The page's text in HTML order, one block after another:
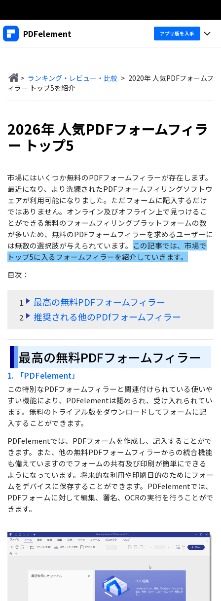
製品
概要
ソリューション
企業情報
サポート
PDFelement アプリ版を入手
デスクトップ
PDFelement Mac版
アプリ
PDFelement Android版
Cloud
PDFelement Cloud
PDF オンラインツール
PDF を圧縮
PDF を結合
PDF をトリミング
他のオンラインツール
製品機能
PDF 作成
PDF 変換
PDF フォーム
OCR
PDF 整理
PDF 結合
ページ処理
トリミング
共有・保護
PDF 共有
PDF データ抽出
PDF 保護
PDF 電子署名
閲覧・活用
PDF 閲覧
PDF 翻訳
個人向け
法人向け
教育向け
製品ガイド
Macユーザー向け
iOSユーザー向け
ヘルプ＆リソース
PDFに関するコツ
士業に役立つ
教育現場で活用
活用Tips
役立つPDFテンプレート
PowerPointテンプレート
年賀状テンプレート
履歴書テンプレート
サポート
システム要件
よくある質問
専門スタッフ直通
050-3066-4378
受付 月~金 10:00-13:00 / 15:00-19:30
無料ダウンロード 購入する
ログイン
> ランキング・レビュー・比較 > 2020年 人気PDFフォームフ
ィラー トップ5を紹介
2026年 人気PDFフォームフィラ
ー トップ5
市場にはいくつか無料のPDFフォームフィラーが存在します。
最近になり、より洗練されたPDFフォームフィリングソフトウ
ェアが利用可能になりました。ただフォームに記入するだけ
ではありません。オンライン及びオフライン上で見つけるこ
とができる無料のフォームフィリングプラットフォームの数
が多いため、無料のPDFフォームフィラーを求めるユーザーに
は無数の選択肢が与えられています。 この記事では、市場で
トップ5に入るフォームフィラーを紹介していきます。
目次：
最高の無料PDFフォームフィラー
推奨される他のPDfフォームフィラー
最高の無料PDFフォームフィラー
1. 「PDFelement」
この特別なPDFフォームフィラーと関連付けられている使いや
すい機能により、PDFelementは認められ、受け入れられてい
ます。無料のトライアル版をダウンロードしてフォームに記
入することができます。
PDFelementでは、PDFフォームを作成し、記入することがで
きます。また、他の無料PDFフォームフィラーからの統合機能
も備えていますのでフォームの共有及び印刷が簡単にできる
ようになっています。将来的な利用や印刷目的のためにフォー
ムをデバイスに保存することができます。PDFelementでは、
PDFフォームに対して編集、署名、OCRの実行を行うことがで
きます。